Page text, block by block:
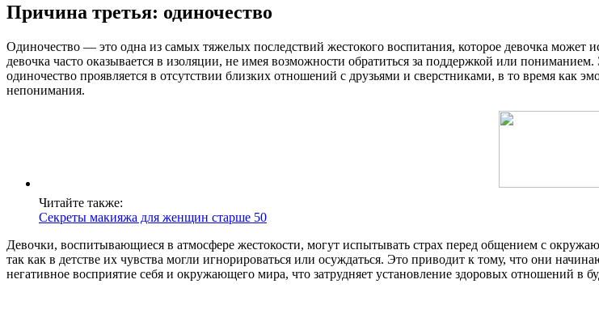
Причина третья: одиночество
Одиночество — это одна из самых тяжелых последствий жестокого воспитания, которое девочка может
девочка часто оказывается в изоляции, не имея возможности обратиться за поддержкой или
одиночество проявляется в отсутствии близких отношений с друзьями и сверстниками, в то время как
непонимания.
Читайте также:
Секреты макияжа для женщин старше 50
Девочки, воспитывающиеся в атмосфере жестокости, могут испытывать страх перед общением с
так как в детстве их чувства могли игнорироваться или осуждаться. Это приводит к тому, что они
негативное восприятие себя и окружающего мира, что затрудняет установление здоровых отношений в